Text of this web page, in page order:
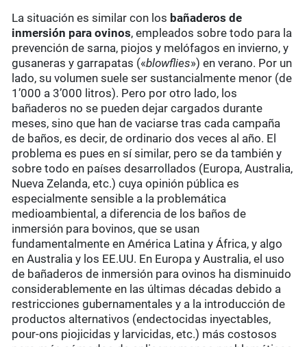
La situación es similar con los bañaderos de
inmersión para ovinos, empleados sobre todo para la
prevención de sarna, piojos y melófagos en invierno, y
gusaneras y garrapatas («blowflies») en verano. Por un
lado, su volumen suele ser sustancialmente menor (de
1’000 a 3’000 litros). Pero por otro lado, los
bañaderos no se pueden dejar cargados durante
meses, sino que han de vaciarse tras cada campaña
de baños, es decir, de ordinario dos veces al año. El
problema es pues en sí similar, pero se da también y
sobre todo en países desarrollados (Europa, Australia,
Nueva Zelanda, etc.) cuya opinión pública es
especialmente sensible a la problemática
medioambiental, a diferencia de los baños de
inmersión para bovinos, que se usan
fundamentalmente en América Latina y África, y algo
en Australia y los EE.UU. En Europa y Australia, el uso
de bañaderos de inmersión para ovinos ha disminuido
considerablemente en las últimas décadas debido a
restricciones gubernamentales y a la introducción de
productos alternativos (endectocidas inyectables,
pour-ons piojicidas y larvicidas, etc.) más costosos